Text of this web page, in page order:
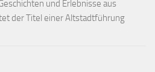
und Erlebnisse aus
der Titel einer Altstadtführung